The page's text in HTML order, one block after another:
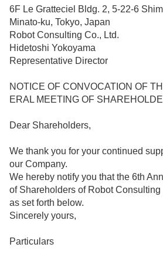
6F Le Gratteciel Bldg. 2, 5-22-6
Minato-ku, Tokyo, Japan
Robot Consulting Co., Ltd.
Hidetoshi Yokoyama
Representative Director
NOTICE OF CONVOCATION OF
ERAL MEETING OF
Dear Shareholders,
We thank you for your continued
our Company.
We hereby notify you that the 6th
of Shareholders of Robot
as set forth below.
Sincerely yours,
Particulars